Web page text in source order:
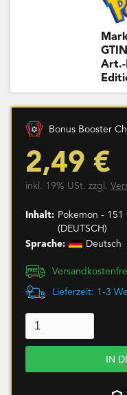
Art.-
Bonus Booster
2,49 €
inkl. 19% USt. zzgl.
Inhalt: Pokemon - 151
(DEUTSCH)
Sprache:
Deutsch
Lieferzeit: 1-3